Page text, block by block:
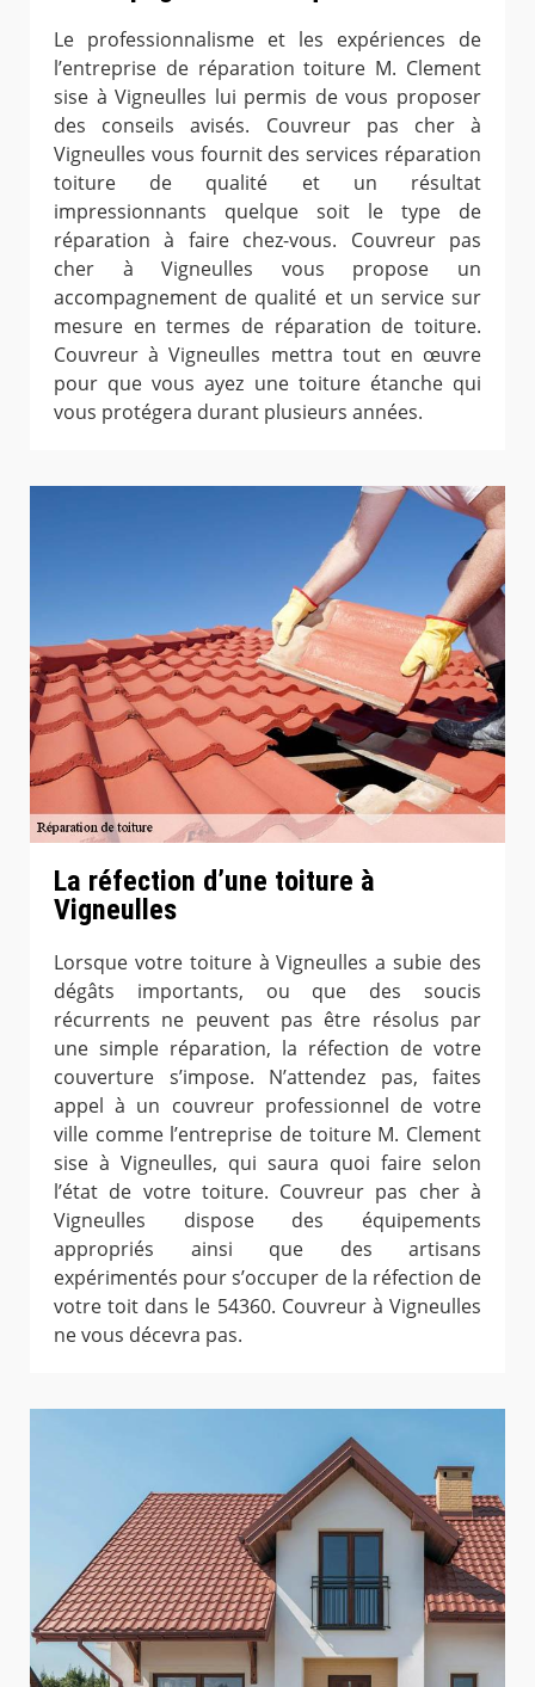
Le professionnalisme et les expériences de
l’entreprise de réparation toiture M. Clement
sise à Vigneulles lui permis de vous proposer
des conseils avisés. Couvreur pas cher à
Vigneulles vous fournit des services réparation
toiture de qualité et un résultat
impressionnants quelque soit le type de
réparation à faire chez-vous. Couvreur pas
cher à Vigneulles vous propose un
accompagnement de qualité et un service sur
mesure en termes de réparation de toiture.
Couvreur à Vigneulles mettra tout en œuvre
pour que vous ayez une toiture étanche qui
vous protégera durant plusieurs années.
La réfection d’une toiture à
Vigneulles
Lorsque votre toiture à Vigneulles a subie des
dégâts importants, ou que des soucis
récurrents ne peuvent pas être résolus par
une simple réparation, la réfection de votre
couverture s’impose. N’attendez pas, faites
appel à un couvreur professionnel de votre
ville comme l’entreprise de toiture M. Clement
sise à Vigneulles, qui saura quoi faire selon
l’état de votre toiture. Couvreur pas cher à
Vigneulles dispose des équipements
appropriés ainsi que des artisans
expérimentés pour s’occuper de la réfection de
votre toit dans le 54360. Couvreur à Vigneulles
ne vous décevra pas.